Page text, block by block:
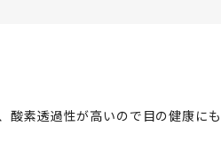
酸素透過性が高いので目の健康に